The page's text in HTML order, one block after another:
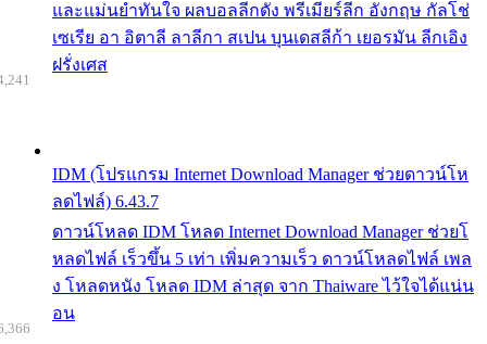
และแม่นยำทันใจ ผลบอลลีกดัง พรีเมียร์ลีก อังกฤษ กัลโช่
เซเรีย อา อิตาลี ลาลีกา สเปน บุนเดสลีก้า เยอรมัน ลีกเอิง
ฝรั่งเศส
IDM (โปรแกรม Internet Download Manager ช่วยดาวน์โห
ลดไฟล์) 6.43.7
ดาวน์โหลด IDM โหลด Internet Download Manager ช่วยโ
หลดไฟล์ เร็วขึ้น 5 เท่า เพิ่มความเร็ว ดาวน์โหลดไฟล์ เพล
ง โหลดหนัง โหลด IDM ล่าสุด จาก Thaiware ไว้ใจได้แน่น
อน